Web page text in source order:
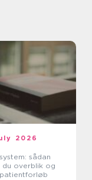
2026
sådan
du overblik og